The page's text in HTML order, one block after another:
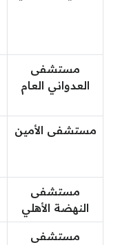
مستشفى
العدواني العام
مستشفى الأمين
مستشفى
النهضة الأهلي
مستشفى